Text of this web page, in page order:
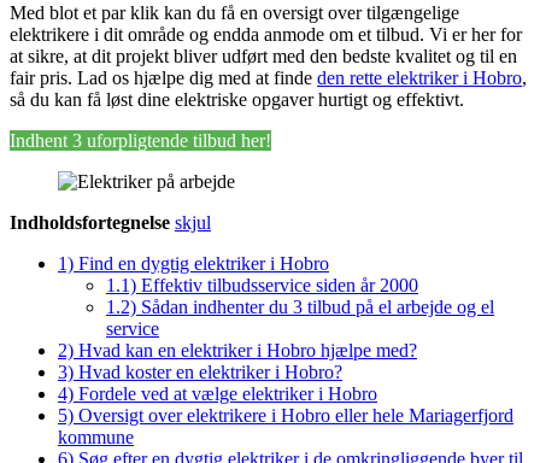
Med blot et par klik kan du få en oversigt over tilgængelige
elektrikere i dit område og endda anmode om et tilbud. Vi er her for
at sikre, at dit projekt bliver udført med den bedste kvalitet og til en
fair pris. Lad os hjælpe dig med at finde den rette elektriker i Hobro,
så du kan få løst dine elektriske opgaver hurtigt og effektivt.
Indhent 3 uforpligtende tilbud her!
Indholdsfortegnelse skjul
1) Find en dygtig elektriker i Hobro
1.1) Effektiv tilbudsservice siden år 2000
1.2) Sådan indhenter du 3 tilbud på el arbejde og el
service
2) Hvad kan en elektriker i Hobro hjælpe med?
3) Hvad koster en elektriker i Hobro?
4) Fordele ved at vælge elektriker i Hobro
5) Oversigt over elektrikere i Hobro eller hele Mariagerfjord
kommune
6) Søg efter en dygtig elektriker i de omkringliggende byer til